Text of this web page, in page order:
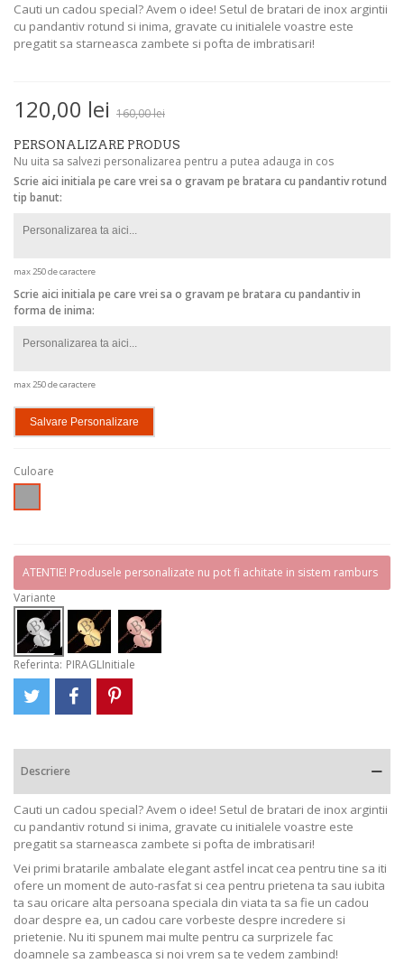
Cauti un cadou special? Avem o idee! Setul de bratari de inox argintii
cu pandantiv rotund si inima, gravate cu initialele voastre este
pregatit sa starneasca zambete si pofta de imbratisari!
120,00 lei 160,00 lei
PERSONALIZARE PRODUS
Nu uita sa salvezi personalizarea pentru a putea adauga in cos
Scrie aici initiala pe care vrei sa o gravam pe bratara cu pandantiv rotund
tip banut:
max 250 de caractere
Scrie aici initiala pe care vrei sa o gravam pe bratara cu pandantiv in
forma de inima:
max 250 de caractere
Salvare Personalizare
Culoare
ATENTIE! Produsele personalizate nu pot fi achitate in sistem ramburs
Variante
Referinta: PIRAGLInitiale
Descriere
Cauti un cadou special? Avem o idee! Setul de bratari de inox argintii
cu pandantiv rotund si inima, gravate cu initialele voastre este
pregatit sa starneasca zambete si pofta de imbratisari!
Vei primi bratarile ambalate elegant astfel incat cea pentru tine sa iti
ofere un moment de auto-rasfat si cea pentru prietena ta sau iubita
ta sau oricare alta persoana speciala din viata ta sa fie un cadou
doar despre ea, un cadou care vorbeste despre incredere si
prietenie. Nu iti spunem mai multe pentru ca surprizele fac
doamnele sa zambeasca si noi vrem sa te vedem zambind!